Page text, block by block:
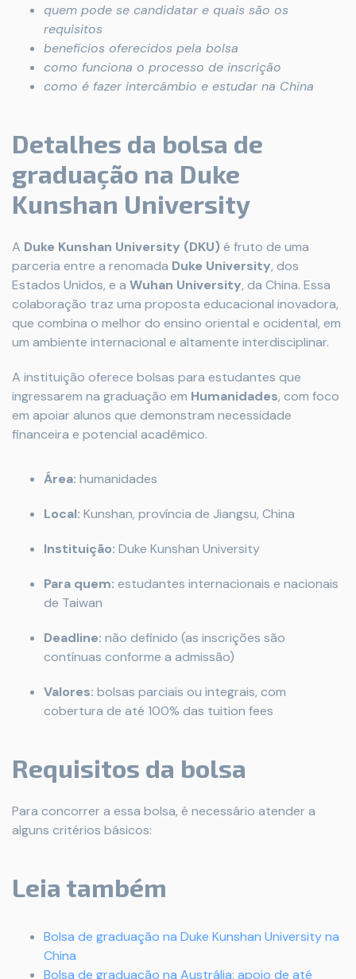
quem pode se candidatar e quais são os
requisitos
benefícios oferecidos pela bolsa
como funciona o processo de inscrição
como é fazer intercâmbio e estudar na China
Detalhes da bolsa de
graduação na Duke
Kunshan University
A Duke Kunshan University (DKU) é fruto de uma
parceria entre a renomada Duke University, dos
Estados Unidos, e a Wuhan University, da China. Essa
colaboração traz uma proposta educacional inovadora,
que combina o melhor do ensino oriental e ocidental, em
um ambiente internacional e altamente interdisciplinar.
A instituição oferece bolsas para estudantes que
ingressarem na graduação em Humanidades, com foco
em apoiar alunos que demonstram necessidade
financeira e potencial acadêmico.
Área: humanidades
Local: Kunshan, província de Jiangsu, China
Instituição: Duke Kunshan University
Para quem: estudantes internacionais e nacionais
de Taiwan
Deadline: não definido (as inscrições são
contínuas conforme a admissão)
Valores: bolsas parciais ou integrais, com
cobertura de até 100% das tuition fees
Requisitos da bolsa
Para concorrer a essa bolsa, é necessário atender a
alguns critérios básicos:
Leia também
Bolsa de graduação na Duke Kunshan University na
China
Bolsa de graduação na Austrália: apoio de até